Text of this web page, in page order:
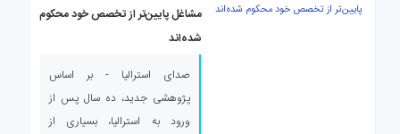
مشاغل پایین‌تر از تخصص خود محکوم
شده‌اند
صدای استرالیا - بر اساس
پژوهشی جدید، ده سال پس از
ورود به استرالیا، بسیاری از